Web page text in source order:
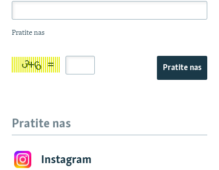
Pratite nas
Pratite nas
Pratite nas
Instagram